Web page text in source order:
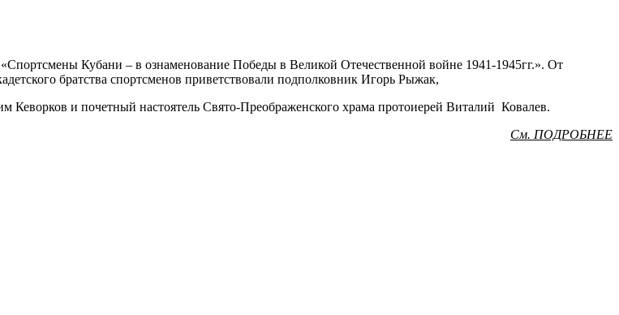
«Спортсмены Кубани – в ознаменование Победы в Великой Отечественной войне 1941-1945гг.». От
братства спортсменов приветствовали подполковник Игорь Рыжак,
и почетный настоятель Свято-Преображенского храма протоиерей Виталий Ковалев.
См. ПОДРОБНЕЕ